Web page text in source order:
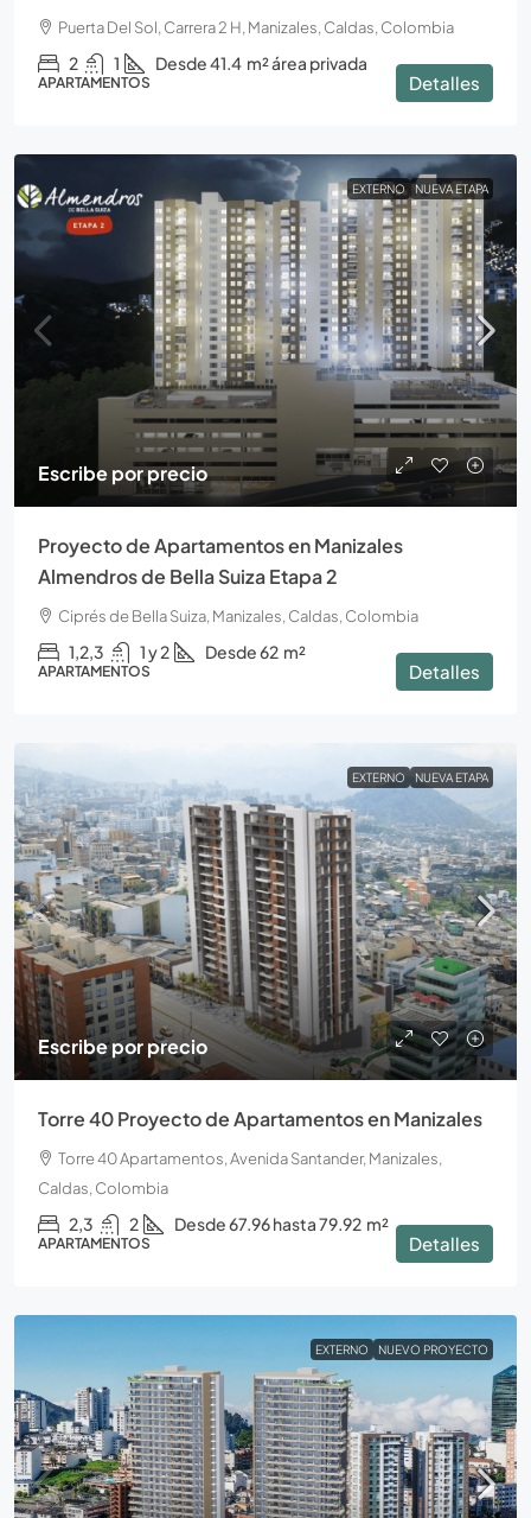
Puerta Del Sol, Carrera 2 H, Manizales, Caldas, Colombia
2 1 Desde 41.4 m² área privada
APARTAMENTOS Detalles
EXTERNO NUEVA ETAPA
Escribe por precio
Proyecto de Apartamentos en Manizales
Almendros de Bella Suiza Etapa 2
Ciprés de Bella Suiza, Manizales, Caldas, Colombia
1,2,3 1 y 2 Desde 62 m²
APARTAMENTOS Detalles
EXTERNO NUEVA ETAPA
Escribe por precio
Torre 40 Proyecto de Apartamentos en Manizales
Torre 40 Apartamentos, Avenida Santander, Manizales,
Caldas, Colombia
2,3 2 Desde 67.96 hasta 79.92 m²
APARTAMENTOS Detalles
EXTERNO NUEVO PROYECTO